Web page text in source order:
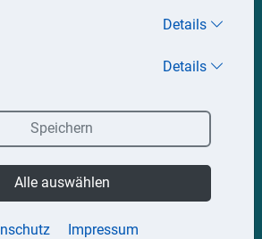
Details
Details
Impressum
Speichern
Alle auswählen